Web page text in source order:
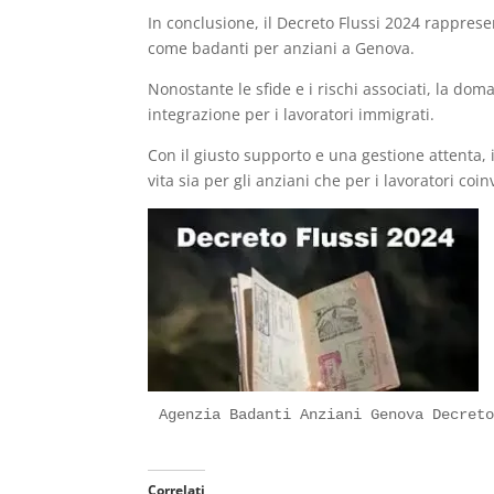
In conclusione, il Decreto Flussi 2024
come badanti per anziani a Genova.
Nonostante le sfide e i rischi associati, la
integrazione per i lavoratori immigrati.
Con il giusto supporto e una gestione
vita sia per gli anziani che per i lavoratori
Agenzia Badanti Anziani Genova
Correlati